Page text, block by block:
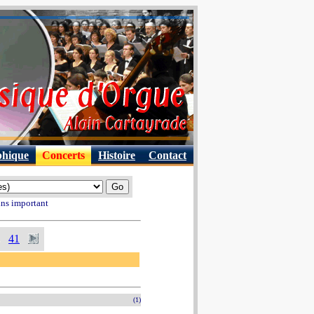
Concerts Histoire Contact
important
41
(1)